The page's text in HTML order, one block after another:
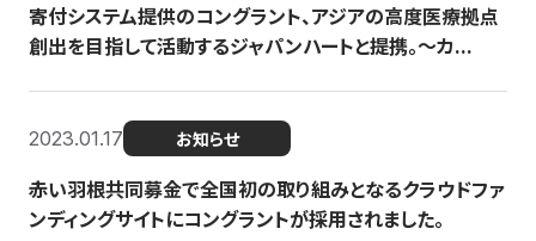
寄付システム提供のコングラント、アジアの高度医療拠点
創出を目指して活動するジャパンハートと提携。〜カ...
2023.01.17 お知らせ
赤い羽根共同募金で全国初の取り組みとなるクラウドファ
ンディングサイトにコングラントが採用されました。